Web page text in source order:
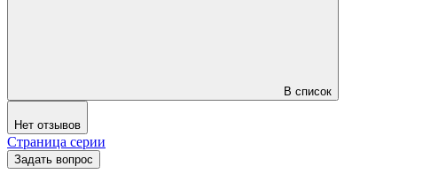
В список
Нет отзывов
Страница серии
Задать вопрос